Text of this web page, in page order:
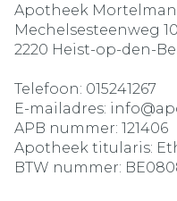
Apotheek
Mechelsesteenweg
2220 Heist-op-den-
Telefoon: 015241267
E-mailadres: info@
APB nummer: 121406
Apotheek titularis:
BTW nummer: